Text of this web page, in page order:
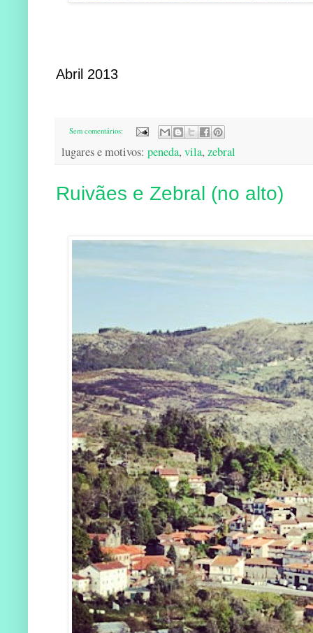
Abril 2013
Sem comentários:
lugares e motivos: peneda, vila, zebral
Ruivães e Zebral (no alto)